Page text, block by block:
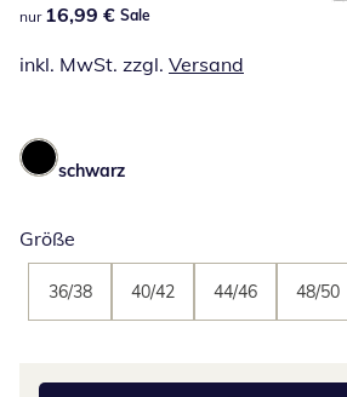
16,99 €
nur 16,99 € Sale
inkl. MwSt. zzgl. Versand
schwarz
Größe
36/38 40/42 44/46 48/50